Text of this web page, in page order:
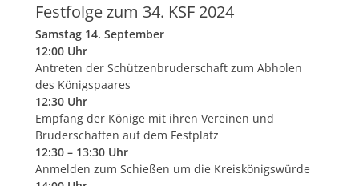
Festfolge zum 34. KSF 2024
Samstag 14. September
12:00 Uhr
Antreten der Schützenbruderschaft zum Abholen
des Königspaares
12:30 Uhr
Empfang der Könige mit ihren Vereinen und
Bruderschaften auf dem Festplatz
12:30 – 13:30 Uhr
Anmelden zum Schießen um die Kreiskönigswürde